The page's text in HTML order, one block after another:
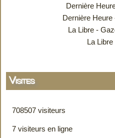
Dernière
Dernière Heure
La Libre -
La
Visites
708507 visiteurs
7 visiteurs en ligne